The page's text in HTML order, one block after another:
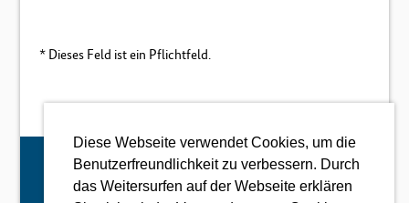
Diese Webseite verwendet Cookies, um die
Benutzerfreundlichkeit zu verbessern. Durch
das Weitersurfen auf der Webseite erklären
* Dieses Feld ist ein Pflichtfeld.
Bei Rückfragen wenden Sie sich bitte an: